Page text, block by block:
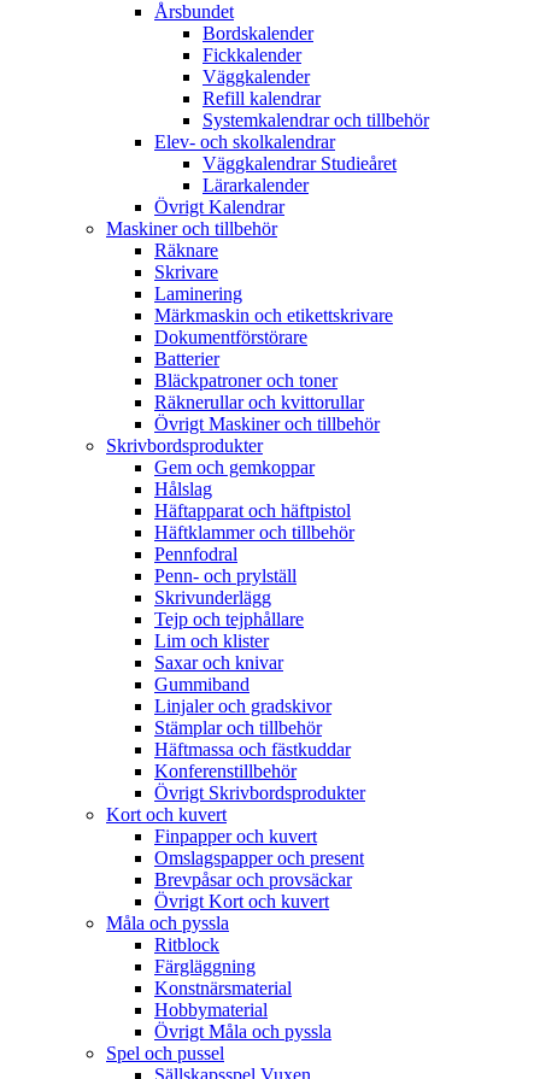
Årsbundet
Bordskalender
Fickkalender
Väggkalender
Refill kalendrar
Systemkalendrar och tillbehör
Elev- och skolkalendrar
Väggkalendrar Studieåret
Lärarkalender
Övrigt Kalendrar
Maskiner och tillbehör
Räknare
Skrivare
Laminering
Märkmaskin och etikettskrivare
Dokumentförstörare
Batterier
Bläckpatroner och toner
Räknerullar och kvittorullar
Övrigt Maskiner och tillbehör
Skrivbordsprodukter
Gem och gemkoppar
Hålslag
Häftapparat och häftpistol
Häftklammer och tillbehör
Pennfodral
Penn- och prylställ
Skrivunderlägg
Tejp och tejphållare
Lim och klister
Saxar och knivar
Gummiband
Linjaler och gradskivor
Stämplar och tillbehör
Häftmassa och fästkuddar
Konferenstillbehör
Övrigt Skrivbordsprodukter
Kort och kuvert
Finpapper och kuvert
Omslagspapper och present
Brevpåsar och provsäckar
Övrigt Kort och kuvert
Måla och pyssla
Ritblock
Färgläggning
Konstnärsmaterial
Hobbymaterial
Övrigt Måla och pyssla
Spel och pussel
Sällskapsspel Vuxen